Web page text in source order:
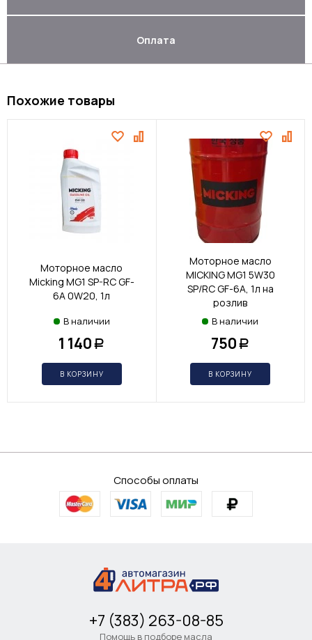
Оплата
Похожие товары
Моторное масло
Micking MG1 SP-RC GF-
6A 0W20, 1л
В наличии
1 140 Р
В КОРЗИНУ
Моторное масло
MICKING MG1 5W30
SP/RC GF-6A, 1л на
розлив
В наличии
750 Р
В КОРЗИНУ
Способы оплаты
+7 (383) 263-08-85
Помощь в подборе масла